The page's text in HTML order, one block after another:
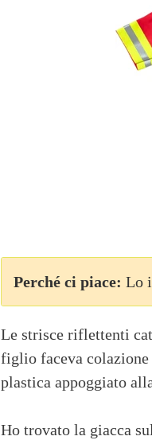
Perché ci piace: Lo
Le strisce riflettenti
figlio faceva colazione
plastica appoggiato
Ho trovato la giacca